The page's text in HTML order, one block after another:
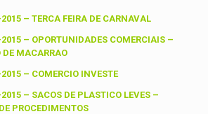
– TERCA FEIRA DE CARNAVAL
– OPORTUNIDADES COMERCIAIS –
MACARRAO
– COMERCIO INVESTE
– SACOS DE PLASTICO LEVES –
PROCEDIMENTOS